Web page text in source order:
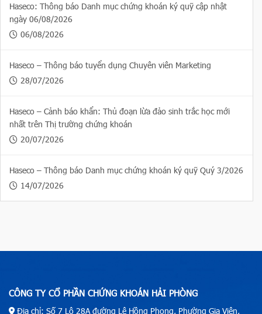
Haseco: Thông báo Danh mục chứng khoán ký quỹ cập nhật
ngày 06/08/2026
06/08/2026
Haseco – Thông báo tuyển dụng Chuyên viên Marketing
28/07/2026
Haseco – Cảnh báo khẩn: Thủ đoạn lừa đảo sinh trắc học mới
nhất trên Thị trường chứng khoán
20/07/2026
Haseco – Thông báo Danh mục chứng khoán ký quỹ Quý 3/2026
14/07/2026
CÔNG TY CỔ PHẦN CHỨNG KHOÁN HẢI PHÒNG
Địa chỉ: Số 7 Lô 28A đường Lê Hồng Phong, Phường Gia Viên,